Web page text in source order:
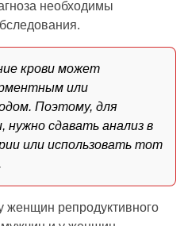
необходимы
крови может
или
Поэтому, для
нужно сдавать анализ в
или использовать тот
репродуктивного